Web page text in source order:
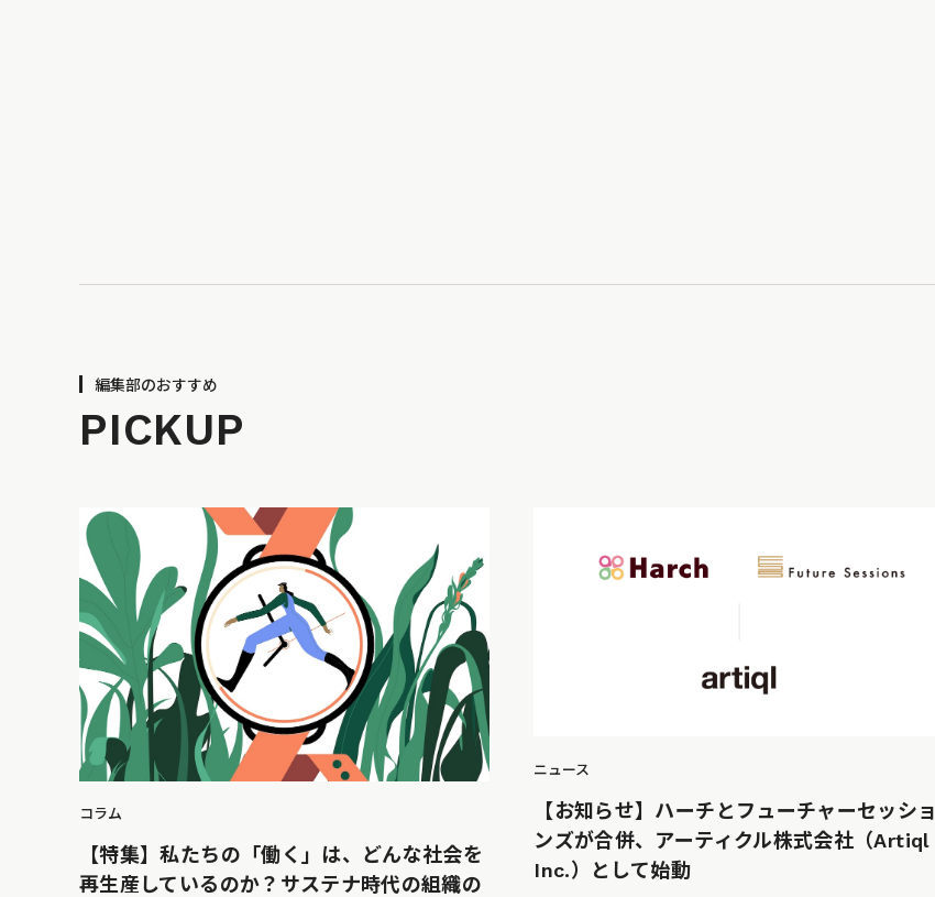
編集部のおすすめ
PICKUP
コラム
【特集】私たちの「働く」は、どんな社会を
再生産しているのか？サステナ時代の組織の
ニュース
【お知らせ】ハーチとフューチャーセッショ
ンズが合併、アーティクル株式会社（Artiql
Inc.）として始動